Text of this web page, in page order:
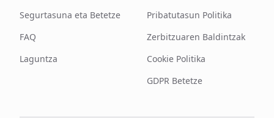
Segurtasuna eta Betetze
FAQ
Laguntza
Pribatutasun Politika
Zerbitzuaren Baldintzak
Cookie Politika
GDPR Betetze